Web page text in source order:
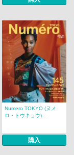
Numero TOKYO (ヌメ
ロ・トウキョウ) ...
購入